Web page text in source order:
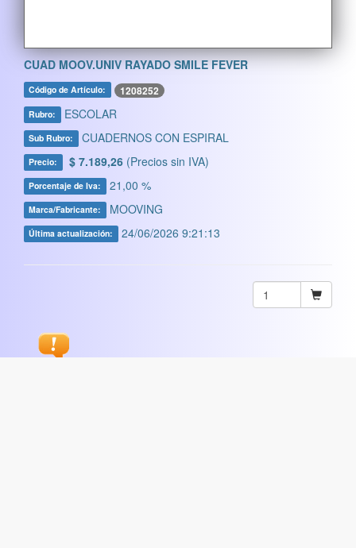
CUAD MOOV.UNIV RAYADO SMILE FEVER
Código de Artículo: 1208252
Rubro: ESCOLAR
Sub Rubro: CUADERNOS CON ESPIRAL
Precio: $ 7.189,26 (Precios sin IVA)
Porcentaje de Iva: 21,00 %
Marca/Fabricante: MOOVING
Última actualización: 24/06/2026 9:21:13